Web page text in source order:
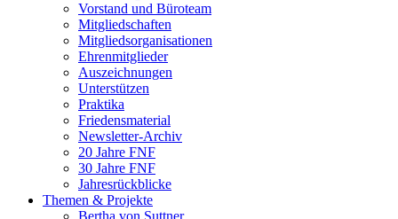
Vorstand und Büroteam
Mitgliedschaften
Mitgliedsorganisationen
Ehrenmitglieder
Auszeichnungen
Unterstützen
Praktika
Friedensmaterial
Newsletter-Archiv
20 Jahre FNF
30 Jahre FNF
Jahresrückblicke
Themen & Projekte
Bertha von Suttner